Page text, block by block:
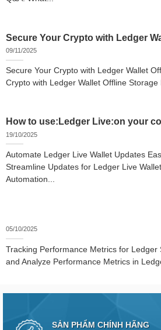
Secure Your Crypto with Ledger
09/11/2025
Secure Your Crypto with Ledger Wallet
Crypto with Ledger Wallet Offline Storage
How to use:Ledger Live:on your
19/10/2025
Automate Ledger Live Wallet Updates
Streamline Updates for Ledger Live
Automation...
05/10/2025
Tracking Performance Metrics for Ledger
and Analyze Performance Metrics in
SẢN PHẨM CHÍNH HÃNG